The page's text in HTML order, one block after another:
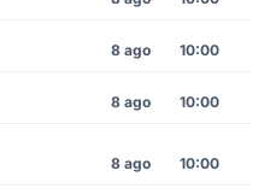
8 ago 10:00
8 ago 10:00
8 ago 10:00